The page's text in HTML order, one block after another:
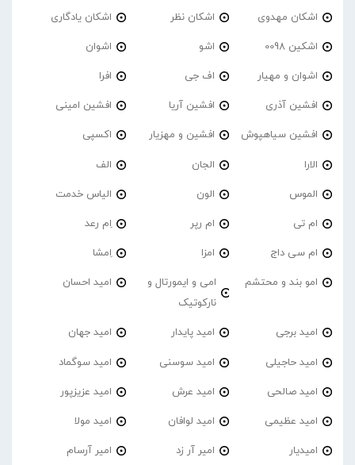
اشکان مهدوی اشکان نظر اشکان یادگاری
اشکین 0098 اشو اشوان
اشوان و مهیار اف جی افرا
افشین آذری افشین آریا افشین امینی
افشین سیاهپوش افشین و مهزیار اکسپی
الارا الجان الف
الموس الون الیاس خدمت
ام تی ام رپر اِم رعد
ام سی داج امزا اِمشا
امو بند و محتشم
امی و ایمورتال و
نارکوتیک
امید احسان
امید برجی امید پایدار امید جهان
امید حاجیلی امید سوسنی امید سوگماد
امید صالحی امید عرش امید عزیزپور
امید عظیمی امید لوافان امید مولا
امیدیار امیر آر زد امیر آرسام